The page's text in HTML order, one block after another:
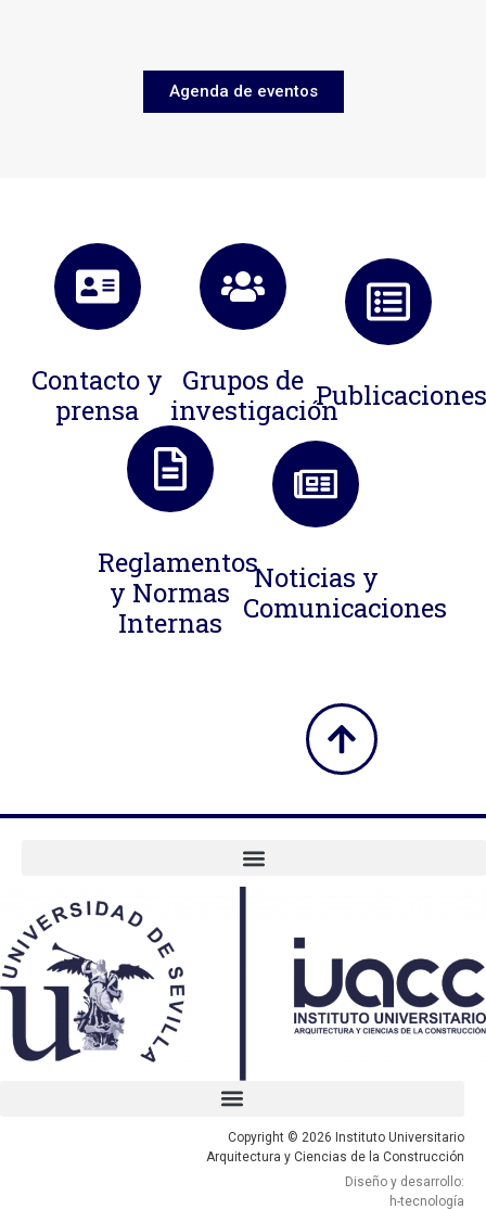
Agenda de eventos
Contacto y
prensa
Grupos de
investigación
Reglamentos
y Normas
Internas
Noticias y
Comunicaciones
Copyright © 2026 Instituto Universitario
Arquitectura y Ciencias de la Construcción
Diseño y desarrollo:
h-tecnología